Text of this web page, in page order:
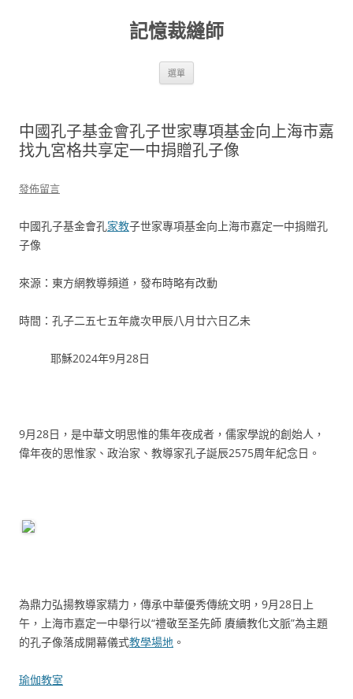
記憶裁縫師
選單
中國孔子基金會孔子世家專項基金向上海市嘉
找九宮格共享定一中捐贈孔子像
發佈留言
中國孔子基金會孔家教子世家專項基金向上海市嘉定一中捐贈孔
子像
來源：東方網教導頻道，發布時略有改動
時間：孔子二五七五年歲次甲辰八月廿六日乙未
耶穌2024年9月28日
9月28日，是中華文明思惟的集年夜成者，儒家學說的創始人，
偉年夜的思惟家、政治家、教導家孔子誕辰2575周年紀念日。
為鼎力弘揚教導家精力，傳承中華優秀傳統文明，9月28日上
午，上海市嘉定一中舉行以“禮敬至圣先師 賡續教化文脈”為主題
的孔子像落成開幕儀式教學場地 。
瑜伽教室